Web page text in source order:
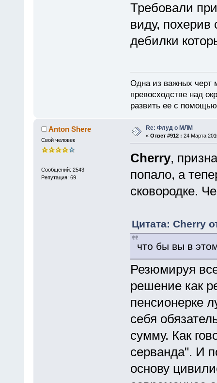
Требовали
виду,
дебилки
Одна из важных черт
превосходстве над
развить ее с
Anton Shere
Свой человек
Сообщений: 2543
Репутация: 69
Re: Флуд о МЛМ
« Ответ #912 : 24 Марта
Cherry,
попало, а
сковородке.
Цитата: Cherry
что бы вы в
Резюмируя
решение как
пенсионерке
себя
сумму. Как
серванда". И
основу